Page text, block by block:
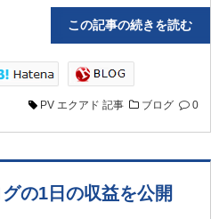
この記事の続きを読
PV エクアド 記事 ブログ 0
の1日の収益を公開